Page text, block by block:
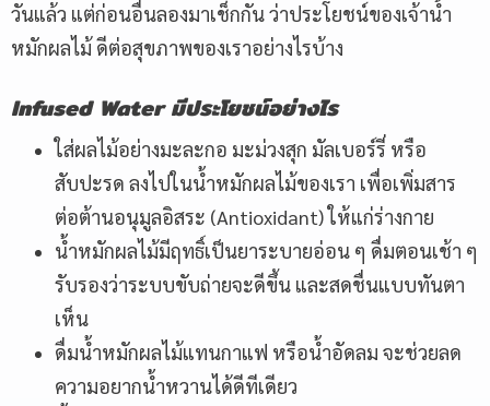
วันแล้ว แต่ก่อนอื่นลองมาเช็กกัน ว่าประโยชน์ของเจ้าน้ำ
หมักผลไม้ ดีต่อสุขภาพของเราอย่างไรบ้าง
Infused Waterมีประโยชน์อย่างไร
ใส่ผลไม้อย่างมะละกอ มะม่วงสุก มัลเบอร์รี่ หรือ
สับปะรด ลงไปในน้ำหมักผลไม้ของเรา เพื่อเพิ่มสาร
ต่อต้านอนุมูลอิสระ (Antioxidant) ให้แก่ร่างกาย
น้ำหมักผลไม้มีฤทธิ์เป็นยาระบายอ่อน ๆ ดื่มตอนเช้า ๆ
รับรองว่าระบบขับถ่ายจะดีขึ้น และสดชื่นแบบทันตา
เห็น
ดื่มน้ำหมักผลไม้แทนกาแฟ หรือน้ำอัดลม จะช่วยลด
ความอยากน้ำหวานได้ดีทีเดียว